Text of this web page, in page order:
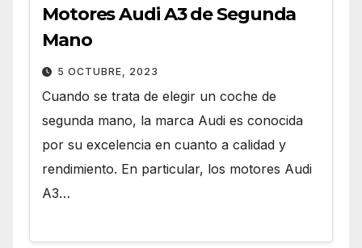
Motores Audi A3 de Segunda
Mano
5 OCTUBRE, 2023
Cuando se trata de elegir un coche de
segunda mano, la marca Audi es conocida
por su excelencia en cuanto a calidad y
rendimiento. En particular, los motores Audi
A3…